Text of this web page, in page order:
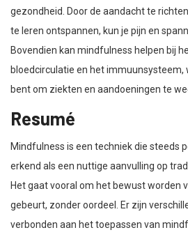
gezondheid. Door de aandacht te
te leren ontspannen, kun je pijn en
Bovendien kan mindfulness helpen bij
bloedcirculatie en het
bent om ziekten en aandoeningen te
Resumé
Mindfulness is een techniek die steeds
erkend als een nuttige aanvulling op
Het gaat vooral om het bewust worden
gebeurt, zonder oordeel. Er zijn
verbonden aan het toepassen van